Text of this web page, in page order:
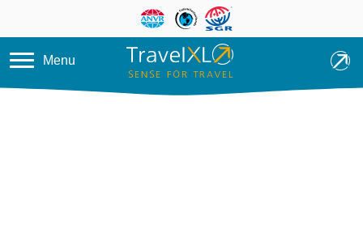
Overslaan en naar de inhoud
Menu